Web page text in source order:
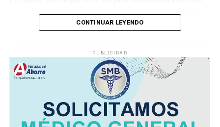
las operaciones y fortalecer la coordinación
institucional en la entidad.
La corporación mantiene una presencia permanente en
Veracruz mediante acciones de vigilancia, prevención
del delito y apoyo a las fuerzas de seguridad estatales y
municipales. Entre sus funciones destacan los
patrullajes en carreteras federales, la atención de
emergencias y desastres naturales, así como la
CONTINUAR LEYENDO
PUBLICIDAD